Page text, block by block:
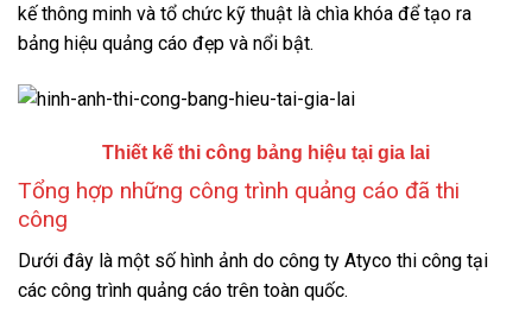
kế thông minh và tổ chức kỹ thuật là chìa khóa để tạo ra
bảng hiệu quảng cáo đẹp và nổi bật.
Thiết kế thi công bảng hiệu tại gia lai
Tổng hợp những công trình quảng cáo đã thi
công
Dưới đây là một số hình ảnh do công ty Atyco thi công tại
các công trình quảng cáo trên toàn quốc.